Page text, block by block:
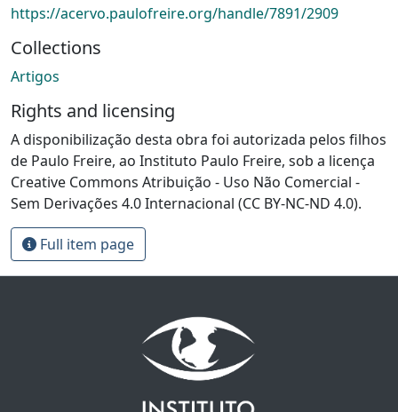
https://acervo.paulofreire.org/handle/7891/2909
Collections
Artigos
Rights and licensing
A disponibilização desta obra foi autorizada pelos filhos
de Paulo Freire, ao Instituto Paulo Freire, sob a licença
Creative Commons Atribuição - Uso Não Comercial -
Sem Derivações 4.0 Internacional (CC BY-NC-ND 4.0).
Full item page